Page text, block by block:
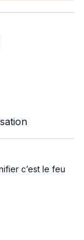
c’est le feu